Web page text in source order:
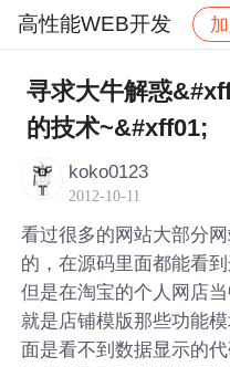
高性能WEB开发
社区 高性能WEB开发
寻求大牛解惑
的技术~&#xff01;
koko0123
2012-10-11
看过很多的网站大部分
的，在源码里面都能看到
但是在淘宝的个人网店
就是店铺模版那些功能
面是看不到数据显示的